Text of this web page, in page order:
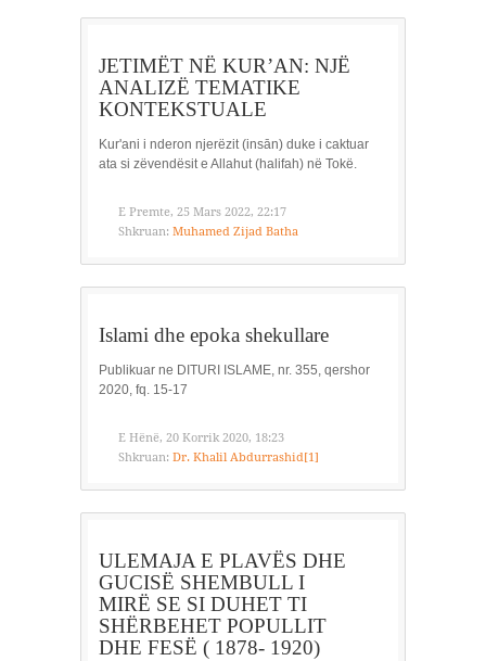
JETIMËT NË KUR’AN: NJË
ANALIZË TEMATIKE
KONTEKSTUALE
Kur'ani i nderon njerëzit (insān) duke i caktuar
ata si zëvendësit e Allahut (halifah) në Tokë.
E Premte, 25 Mars 2022, 22:17
Shkruan: Muhamed Zijad Batha
Islami dhe epoka shekullare
Publikuar ne DITURI ISLAME, nr. 355, qershor
2020, fq. 15-17
E Hënë, 20 Korrik 2020, 18:23
Shkruan: Dr. Khalil Abdurrashid[1]
ULEMAJA E PLAVËS DHE
GUCISË SHEMBULL I
MIRË SE SI DUHET TI
SHËRBEHET POPULLIT
DHE FESË ( 1878- 1920)